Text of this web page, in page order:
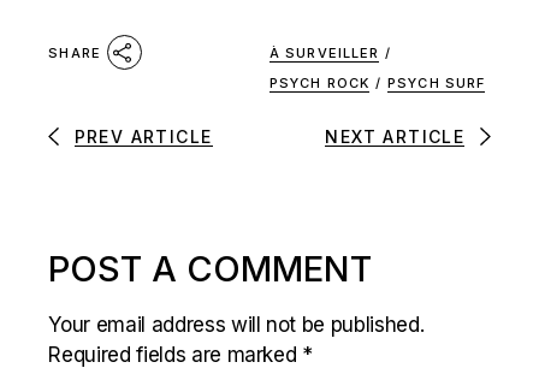
SHARE À SURVEILLER /
PSYCH ROCK / PSYCH SURF
PREV ARTICLE NEXT ARTICLE
POST A COMMENT
Your email address will not be published.
Required fields are marked *